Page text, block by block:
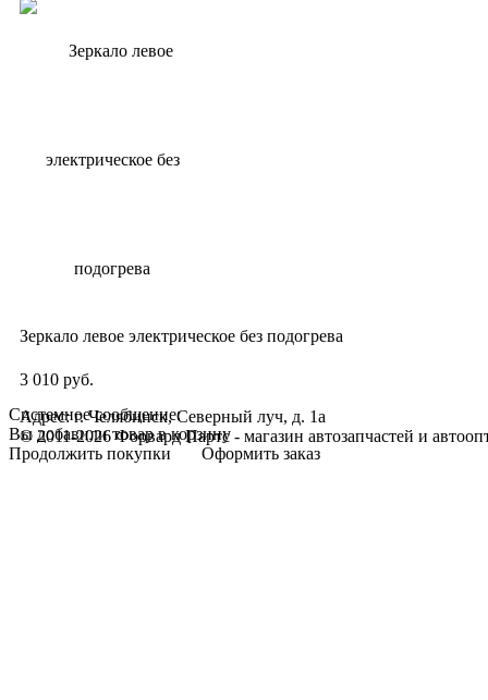
Зеркало левое электрическое без подогрева
3 010 руб.
Адрес: г. Челябинск, Северный луч, д. 1а
© 2011-2026 Форвард Партс - магазин автозапчастей и
Системное сообщение:
Вы добавили товар в корзину
Продолжить покупки
Оформить заказ